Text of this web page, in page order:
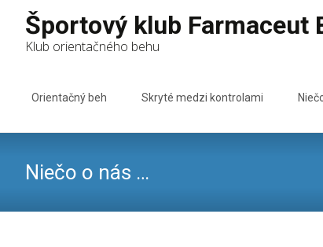
Športový klub Farmaceut
Klub orientačného behu
Orientačný beh Skryté medzi kontrolami
Niečo o nás …